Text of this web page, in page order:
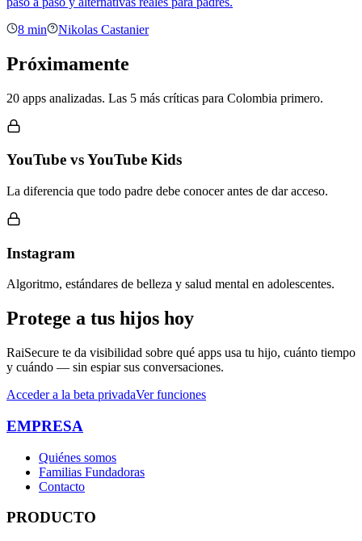
8 min
Nikolas Castanier
Próximamente
20 apps analizadas. Las 5 más críticas para Colombia primero.
YouTube vs YouTube Kids
La diferencia que todo padre debe conocer antes de dar acceso.
Instagram
Algoritmo, estándares de belleza y salud mental en adolescentes.
Protege a tus hijos hoy
RaiSecure te da visibilidad sobre qué apps usa tu hijo, cuánto tiempo
y cuándo — sin espiar sus conversaciones.
Acceder a la beta privadaVer funciones
EMPRESA
Quiénes somos
Familias Fundadoras
Contacto
PRODUCTO